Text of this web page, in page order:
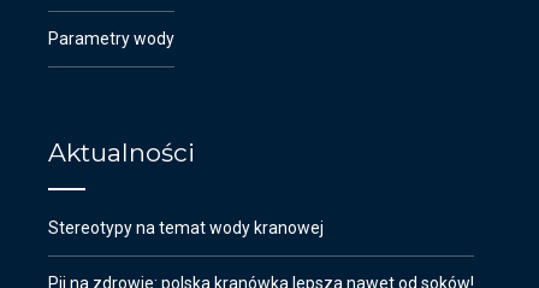
Parametry wody
Aktualności
Stereotypy na temat wody kranowej
Pij na zdrowie: polska kranówka lepsza nawet od soków!